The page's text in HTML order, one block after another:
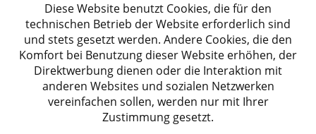
Karton suchen
Kartons bedruckenKartons nach Maß
Innenmaß oder Außenmaß? Warum dein Produkt nicht in
Innenmaß oder Außenmaß? Warum dein
Diese Website benutzt Cookies, die für den
technischen Betrieb der Website erforderlich sind
und stets gesetzt werden. Andere Cookies, die den
Komfort bei Benutzung dieser Website erhöhen, der
Direktwerbung dienen oder die Interaktion mit
anderen Websites und sozialen Netzwerken
vereinfachen sollen, werden nur mit Ihrer
Zustimmung gesetzt.